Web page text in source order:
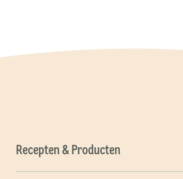
Recepten & Producten